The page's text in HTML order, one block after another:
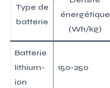
Type de
batterie
énergétique
(Wh/kg)
Batterie
lithium-
ion
150-250